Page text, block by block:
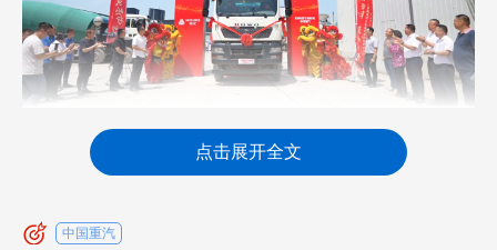
困局：三重压力缠身，传统砼运举步维艰
传统商砼行业正面临多重发展压力。首先是政
点击展开全文
中国重汽